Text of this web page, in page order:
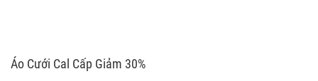
Áo Cưới Cal Cấp Giảm 30%